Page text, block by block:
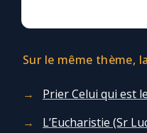
Sur le même thème,
Prier Celui qui est
L’Eucharistie (Sr